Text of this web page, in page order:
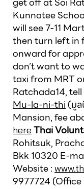
Kunnatee
will see 7-11
then turn left in
onward for
don’t want to
taxi from MRT
Ratchada14,
Mu-la-ni-thi(มู
Mansion, fee
here Thai
Rohitsuk,
Bkk 10320 E-
Website :
9977724